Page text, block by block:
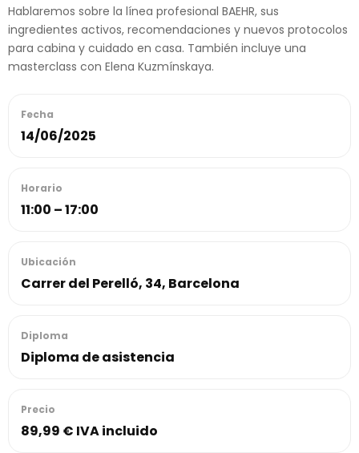
Hablaremos sobre la línea profesional BAEHR, sus
ingredientes activos, recomendaciones y nuevos protocolos
para cabina y cuidado en casa. También incluye una
masterclass con Elena Kuzmínskaya.
Fecha
14/06/2025
Horario
11:00 – 17:00
Ubicación
Carrer del Perelló, 34, Barcelona
Diploma
Diploma de asistencia
Precio
89,99 € IVA incluido